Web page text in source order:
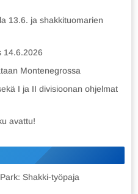
13.6. ja shakkituomarien
14.6.2026
Montenegrossa
I ja II divisioonan ohjelmat
avattu!
Shakki-työpaja